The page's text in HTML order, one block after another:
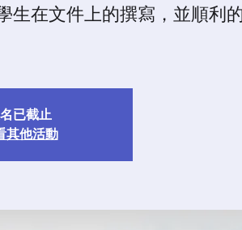
生在文件上的撰寫，並順利
已截止
其他活動